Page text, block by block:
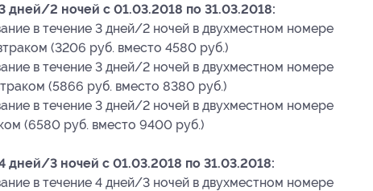
дней/2 ночей c 01.03.2018 по 31.03.2018:
в течение 3 дней/2 ночей в двухместном номере
(3206 руб. вместо 4580 руб.)
в течение 3 дней/2 ночей в двухместном номере
(5866 руб. вместо 8380 руб.)
в течение 3 дней/2 ночей в двухместном номере
(6580 руб. вместо 9400 руб.)
дней/3 ночей c 01.03.2018 по 31.03.2018:
в течение 4 дней/3 ночей в двухместном номере